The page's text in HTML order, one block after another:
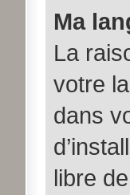
Ma
La
votre
dans
libre